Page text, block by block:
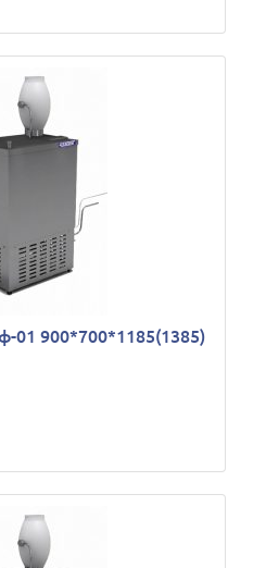
01 900*700*1185(1385)